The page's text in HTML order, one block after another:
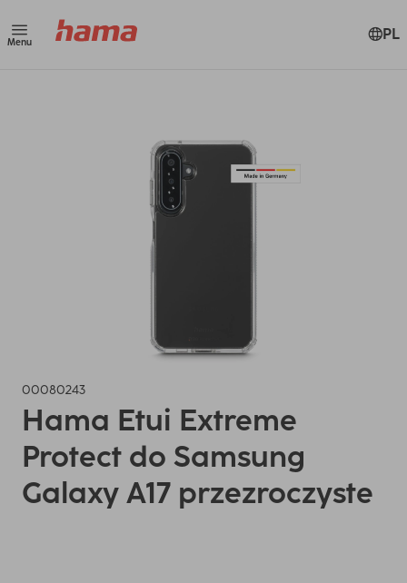
Menu PL
00080243
Hama Etui Extreme
Protect do Samsung
Galaxy A17 przezroczyste